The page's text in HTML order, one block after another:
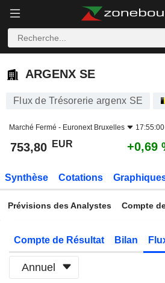
ARGENX SE
ARGENX SE
Flux de Trésorerie argenx SE
Marché Fermé - Euronext Bruxelles
753,80 EUR +0,69
Synthèse Cotations
Prévisions des Analystes Compte
Compte de Résultat Bilan
Annuel